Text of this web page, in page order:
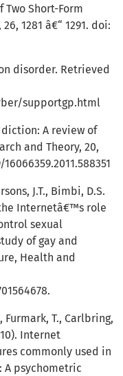
Two Short-Form
1281 â€“ 1291. doi:
disorder. Retrieved
supportgp.html
A review of
and Theory, 20,
J.T., Bimbi, D.S.
Internetâ€™s role
sexual
of gay and
Health and
.
Furmark, T., Carlbring,
Internet
commonly used in
A psychometric